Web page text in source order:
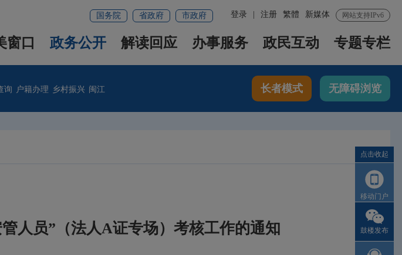
网站支持IPv6
新媒体
繁體
登录 注册
国务院 省政府 市政府
窗口 政务公开 解读回应 办事服务 政民互动 专题专栏
询 户籍办理 乡村振兴 闽江 长者模式 无障碍浏览
人员”（法人A证专场）考核工作的通知
点击收起
移动门户
鼓楼发布